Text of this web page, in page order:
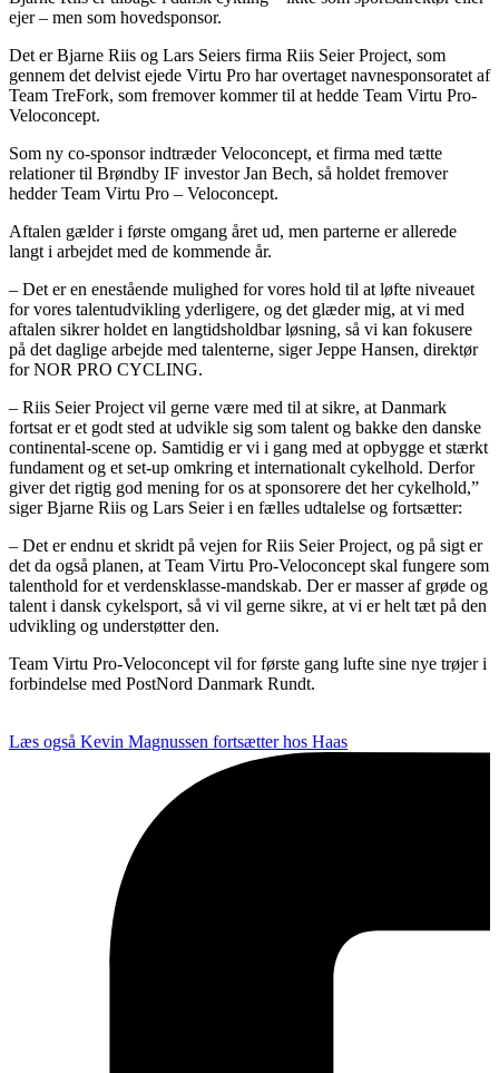
ejer – men som hovedsponsor.
Det er Bjarne Riis og Lars Seiers firma Riis Seier Project, som
gennem det delvist ejede Virtu Pro har overtaget navnesponsoratet af
Team TreFork, som fremover kommer til at hedde Team Virtu Pro-
Veloconcept.
Som ny co-sponsor indtræder Veloconcept, et firma med tætte
relationer til Brøndby IF investor Jan Bech, så holdet fremover
hedder Team Virtu Pro – Veloconcept.
Aftalen gælder i første omgang året ud, men parterne er allerede
langt i arbejdet med de kommende år.
– Det er en enestående mulighed for vores hold til at løfte niveauet
for vores talentudvikling yderligere, og det glæder mig, at vi med
aftalen sikrer holdet en langtidsholdbar løsning, så vi kan fokusere
på det daglige arbejde med talenterne, siger Jeppe Hansen, direktør
for NOR PRO CYCLING.
– Riis Seier Project vil gerne være med til at sikre, at Danmark
fortsat er et godt sted at udvikle sig som talent og bakke den danske
continental-scene op. Samtidig er vi i gang med at opbygge et stærkt
fundament og et set-up omkring et internationalt cykelhold. Derfor
giver det rigtig god mening for os at sponsorere det her cykelhold,”
siger Bjarne Riis og Lars Seier i en fælles udtalelse og fortsætter:
– Det er endnu et skridt på vejen for Riis Seier Project, og på sigt er
det da også planen, at Team Virtu Pro-Veloconcept skal fungere som
talenthold for et verdensklasse-mandskab. Der er masser af grøde og
talent i dansk cykelsport, så vi vil gerne sikre, at vi er helt tæt på den
udvikling og understøtter den.
Team Virtu Pro-Veloconcept vil for første gang lufte sine nye trøjer i
forbindelse med PostNord Danmark Rundt.
Læs også Kevin Magnussen fortsætter hos Haas